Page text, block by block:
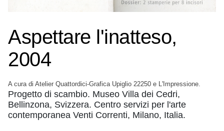
Aspettare l'inatteso,
2004
A cura di Atelier Quattordici-Grafica Upiglio 22250 e L'Impressione.
Progetto di scambio. Museo Villa dei Cedri,
Bellinzona, Svizzera. Centro servizi per l'arte
contemporanea Venti Correnti, Milano, Italia.